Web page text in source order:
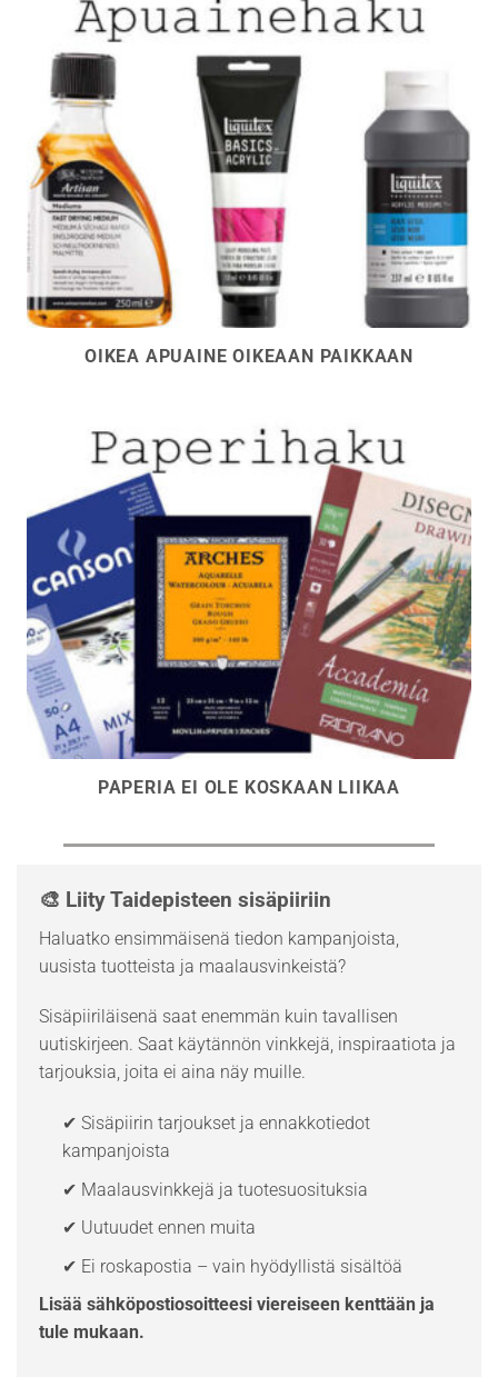
OIKEA APUAINE OIKEAAN PAIKKAAN
PAPERIA EI OLE KOSKAAN LIIKAA
🎨 Liity Taidepisteen sisäpiiriin
Haluatko ensimmäisenä tiedon kampanjoista,
uusista tuotteista ja maalausvinkeistä?
Sisäpiiriläisenä saat enemmän kuin tavallisen
uutiskirjeen. Saat käytännön vinkkejä, inspiraatiota ja
tarjouksia, joita ei aina näy muille.
✔ Sisäpiirin tarjoukset ja ennakkotiedot
kampanjoista
✔ Maalausvinkkejä ja tuotesuosituksia
✔ Uutuudet ennen muita
✔ Ei roskapostia – vain hyödyllistä sisältöä
Lisää sähköpostiosoitteesi viereiseen kenttään ja
tule mukaan.